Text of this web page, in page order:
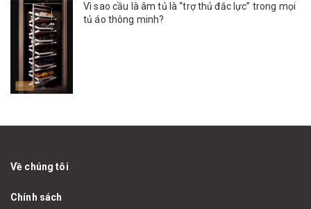
Vì sao cầu là âm tủ là “trợ thủ đắc lực” trong mọi
tủ áo thông minh?
Về chúng tôi
Chính sách